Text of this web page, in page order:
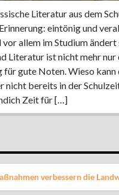
90,9 MHz Steinfurt
Literatur aus dem
eintönig und
allem im Studium ändert
Literatur ist nicht mehr nur
für gute Noten. Wieso kann
nicht bereits in der
Zeit für […]
verbessern die